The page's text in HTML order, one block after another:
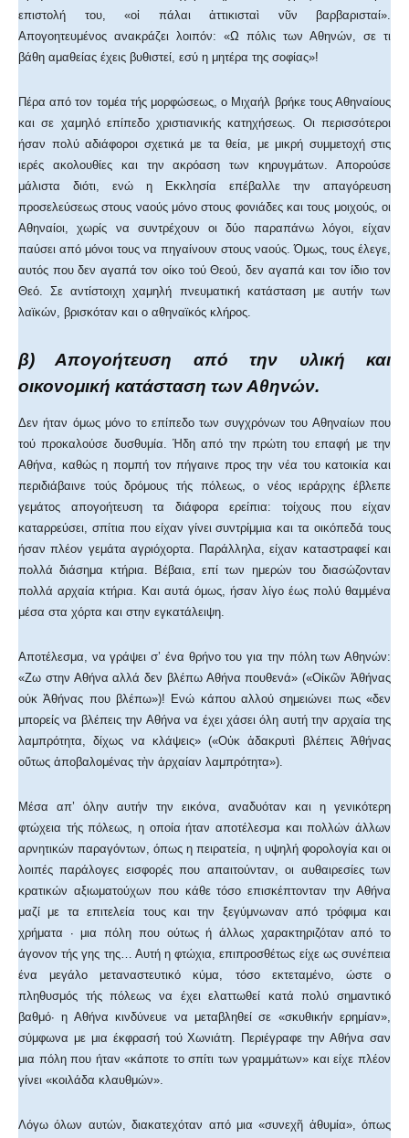
επιστολή του, «οἱ πάλαι ἀττικισταὶ νῦν βαρβαρισταί».
Απογοητευμένος ανακράζει λοιπόν: «Ω πόλις των Αθηνών, σε τι
βάθη αμαθείας έχεις βυθιστεί, εσύ η μητέρα της σοφίας»!
Πέρα από τον τομέα τής μορφώσεως, ο Μιχαήλ βρήκε τους Αθηναίους
και σε χαμηλό επίπεδο χριστιανικής κατηχήσεως. Οι περισσότεροι
ήσαν πολύ αδιάφοροι σχετικά με τα θεία, με μικρή συμμετοχή στις
ιερές ακολουθίες και την ακρόαση των κηρυγμάτων. Απορούσε
μάλιστα διότι, ενώ η Εκκλησία επέβαλλε την απαγόρευση
προσελεύσεως στους ναούς μόνο στους φονιάδες και τους μοιχούς, οι
Αθηναίοι, χωρίς να συντρέχουν οι δύο παραπάνω λόγοι, είχαν
παύσει από μόνοι τους να πηγαίνουν στους ναούς. Όμως, τους έλεγε,
αυτός που δεν αγαπά τον οίκο τού Θεού, δεν αγαπά και τον ίδιο τον
Θεό. Σε αντίστοιχη χαμηλή πνευματική κατάσταση με αυτήν των
λαϊκών, βρισκόταν και ο αθηναϊκός κλήρος.
β) Απογοήτευση από την υλική και
οικονομική κατάσταση των Αθηνών.
Δεν ήταν όμως μόνο το επίπεδο των συγχρόνων του Αθηναίων που
τού προκαλούσε δυσθυμία. Ήδη από την πρώτη του επαφή με την
Αθήνα, καθώς η πομπή τον πήγαινε προς την νέα του κατοικία και
περιδιάβαινε τούς δρόμους τής πόλεως, ο νέος ιεράρχης έβλεπε
γεμάτος απογοήτευση τα διάφορα ερείπια: τοίχους που είχαν
καταρρεύσει, σπίτια που είχαν γίνει συντρίμμια και τα οικόπεδά τους
ήσαν πλέον γεμάτα αγριόχορτα. Παράλληλα, είχαν καταστραφεί και
πολλά διάσημα κτήρια. Βέβαια, επί των ημερών του διασώζονταν
πολλά αρχαία κτήρια. Και αυτά όμως, ήσαν λίγο έως πολύ θαμμένα
μέσα στα χόρτα και στην εγκατάλειψη.
Αποτέλεσμα, να γράψει σ’ ένα θρήνο του για την πόλη των Αθηνών:
«Ζω στην Αθήνα αλλά δεν βλέπω Αθήνα πουθενά» («Οἰκῶν Ἀθήνας
οὐκ Ἀθήνας που βλέπω»)! Ενώ κάπου αλλού σημειώνει πως «δεν
μπορείς να βλέπεις την Αθήνα να έχει χάσει όλη αυτή την αρχαία της
λαμπρότητα, δίχως να κλάψεις» («Οὐκ ἀδακρυτὶ βλέπεις Ἀθήνας
οὕτως ἀποβαλομένας τὴν ἀρχαίαν λαμπρότητα»).
Μέσα απ’ όλην αυτήν την εικόνα, αναδυόταν και η γενικότερη
φτώχεια τής πόλεως, η οποία ήταν αποτέλεσμα και πολλών άλλων
αρνητικών παραγόντων, όπως η πειρατεία, η υψηλή φορολογία και οι
λοιπές παράλογες εισφορές που απαιτούνταν, οι αυθαιρεσίες των
κρατικών αξιωματούχων που κάθε τόσο επισκέπτονταν την Αθήνα
μαζί με τα επιτελεία τους και την ξεγύμνωναν από τρόφιμα και
χρήματα · μια πόλη που ούτως ή άλλως χαρακτηριζόταν από το
άγονον τής γης της… Αυτή η φτώχια, επιπροσθέτως είχε ως συνέπεια
ένα μεγάλο μεταναστευτικό κύμα, τόσο εκτεταμένο, ώστε ο
πληθυσμός τής πόλεως να έχει ελαττωθεί κατά πολύ σημαντικό
βαθμό· η Αθήνα κινδύνευε να μεταβληθεί σε «σκυθικήν ερημίαν»,
σύμφωνα με μια έκφρασή τού Χωνιάτη. Περιέγραφε την Αθήνα σαν
μια πόλη που ήταν «κάποτε το σπίτι των γραμμάτων» και είχε πλέον
γίνει «κοιλάδα κλαυθμών».
Λόγω όλων αυτών, διακατεχόταν από μια «συνεχῆ ἀθυμία», όπως